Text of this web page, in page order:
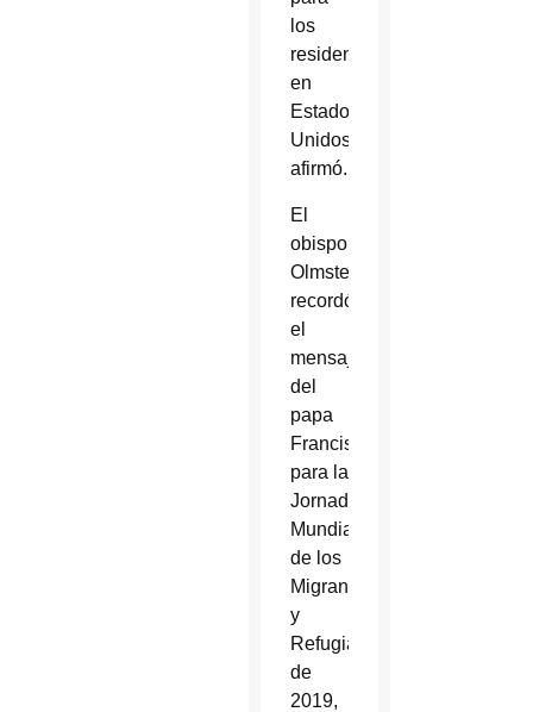
los
residentes
en
Estados
Unidos”,
afirmó.
El
obispo
Olmsted
recordó
el
mensaje
del
papa
Francisco
para la
Jornada
Mundial
de los
Migrantes
y
Refugiados
de
2019,